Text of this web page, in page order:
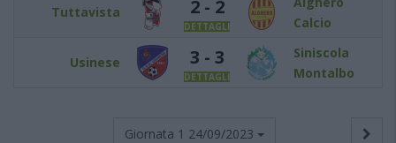
Tuttavista 2 - 2
DETTAGLI
Calcio
Usinese 3 - 3
DETTAGLI
Siniscola
Montalbo
Giornata 1 24/09/2023